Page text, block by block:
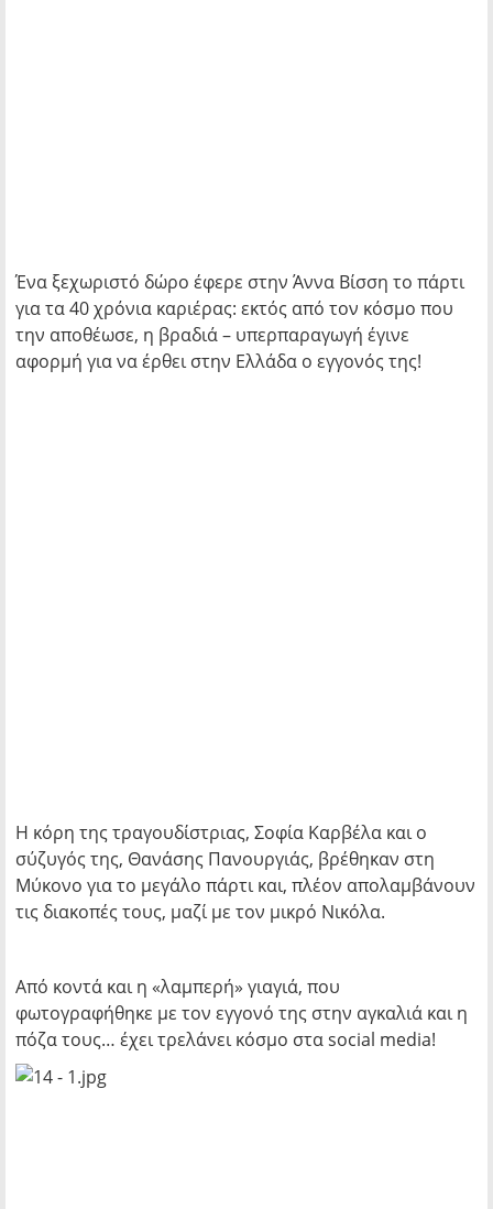
Ένα ξεχωριστό δώρο έφερε στην Άννα Βίσση το πάρτι
για τα 40 χρόνια καριέρας: εκτός από τον κόσμο που
την αποθέωσε, η βραδιά – υπερπαραγωγή έγινε
αφορμή για να έρθει στην Ελλάδα ο εγγονός της!
Η κόρη της τραγουδίστριας, Σοφία Καρβέλα και ο
σύζυγός της, Θανάσης Πανουργιάς, βρέθηκαν στη
Μύκονο για το μεγάλο πάρτι και, πλέον απολαμβάνουν
τις διακοπές τους, μαζί με τον μικρό Νικόλα.
Από κοντά και η «λαμπερή» γιαγιά, που
φωτογραφήθηκε με τον εγγονό της στην αγκαλιά και η
πόζα τους… έχει τρελάνει κόσμο στα social media!